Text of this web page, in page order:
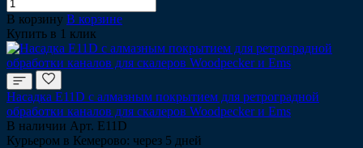
В корзину В корзине
Купить в 1 клик
Насадка Е11D с алмазным покрытием для ретроградной
обработки каналов для скалеров Woodpecker и Ems
В наличии Арт. Е11D
Курьером в Кемерово: через 5 дней